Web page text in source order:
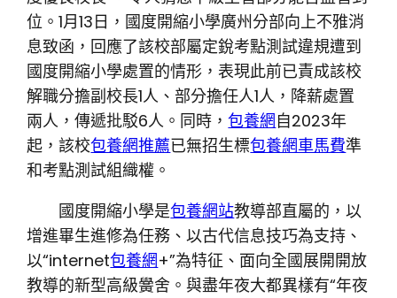
位。1月13日，國度開縮小學廣州分部向上不雅消
息致函，回應了該校部屬定銳考點測試違規遭到
國度開縮小學處置的情形，表現此前已責成該校
解職分擔副校長1人、部分擔任人1人，降薪處置
兩人，傳遞批駁6人。同時，包養網 自2023年
起，該校包養網推薦已無招生標包養網車馬費準
和考點測試組織權。
國度開縮小學是包養網站教導部直屬的，以
增進畢生進修為任務、以古代信息技巧為支持、
以“internet包養網+”為特征、面向全國展開開放
教導的新型高級黌舍。與盡年夜大都異樣有“年夜